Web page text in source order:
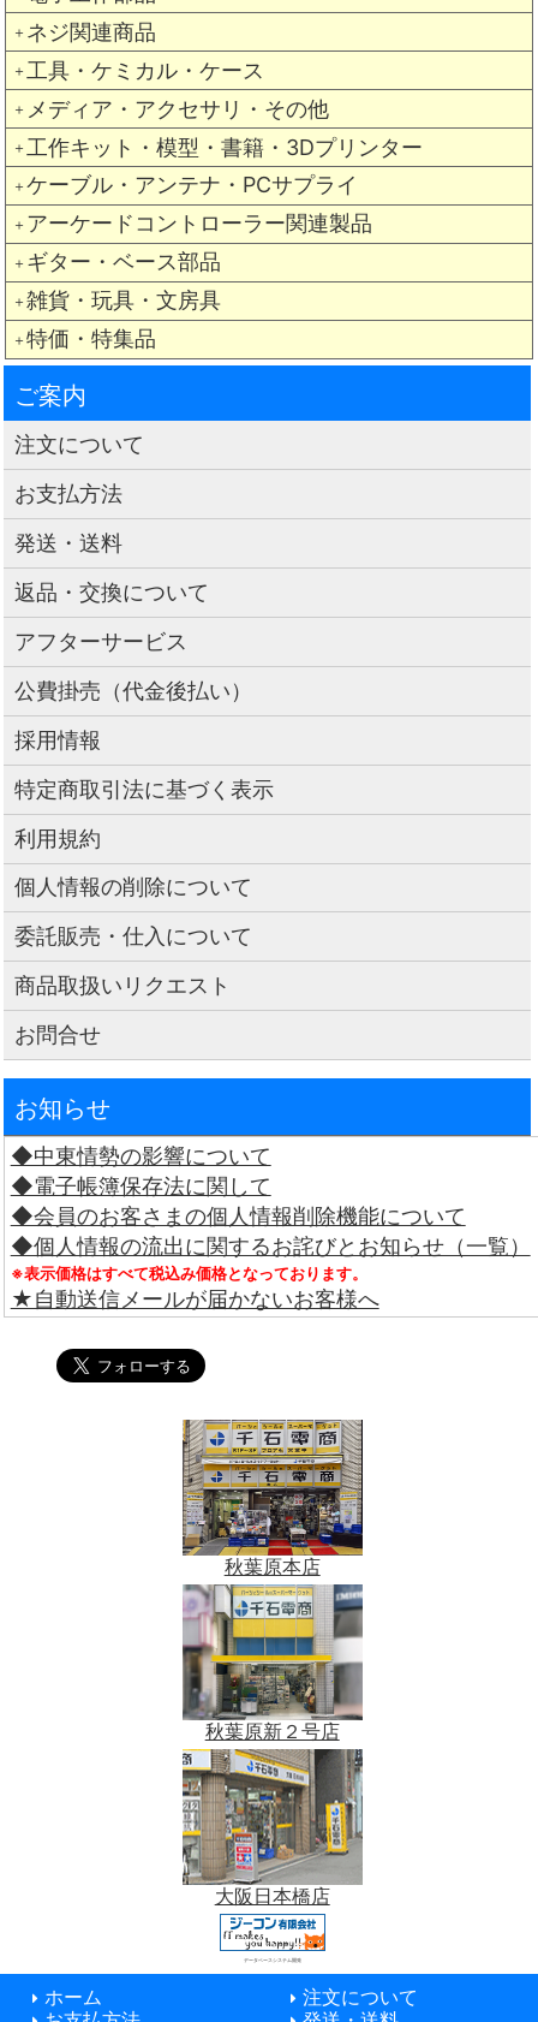
＋ ネジ関連商品
＋ 工具・ケミカル・ケース
＋ メディア・アクセサリ・その他
＋ 工作キット・模型・書籍・3Dプリンター
＋ ケーブル・アンテナ・PCサプライ
＋ アーケードコントローラー関連製品
＋ ギター・ベース部品
＋ 雑貨・玩具・文房具
＋ 特価・特集品
ご案内
注文について
お支払方法
発送・送料
返品・交換について
アフターサービス
公費掛売（代金後払い）
採用情報
特定商取引法に基づく表示
利用規約
個人情報の削除について
委託販売・仕入について
商品取扱いリクエスト
お問合せ
お知らせ
◆中東情勢の影響について
◆電子帳簿保存法に関して
◆会員のお客さまの個人情報削除機能について
◆個人情報の流出に関するお詫びとお知らせ（一覧）
※表示価格はすべて税込み価格となっております。
★自動送信メールが届かないお客様へ
秋葉原本店
秋葉原新２号店
大阪日本橋店
データベースシステム開発
ホーム
注文について